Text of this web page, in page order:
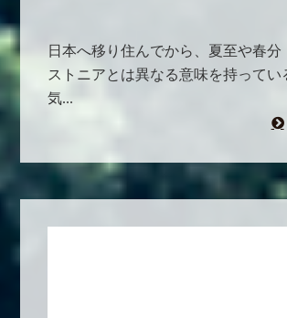
日本へ移り住んでから、夏至や春分
ストニアとは異なる意味を持ってい
気...